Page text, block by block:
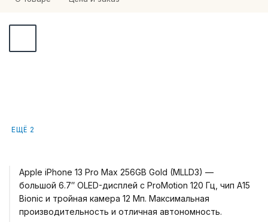
ЕЩЁ 2
Apple iPhone 13 Pro Max 256GB Gold (MLLD3) —
большой 6.7″ OLED-дисплей с ProMotion 120 Гц, чип A15
Bionic и тройная камера 12 Мп. Максимальная
производительность и отличная автономность.